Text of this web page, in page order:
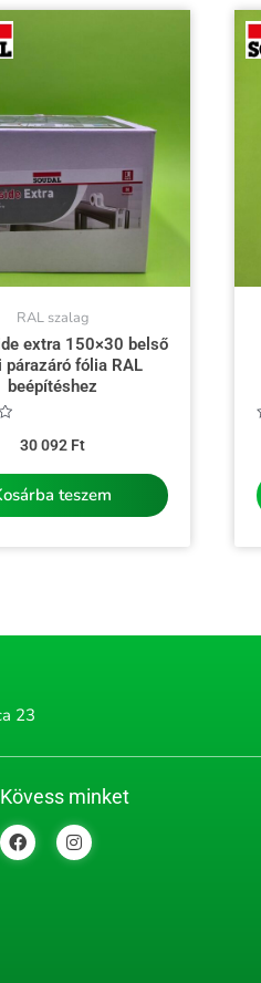
RAL szalag
extra 150×30 belső
párazáró fólia RAL
beépítéshez
30 092 Ft
teszem
23
Kövess minket
F
a
c
I
n
s